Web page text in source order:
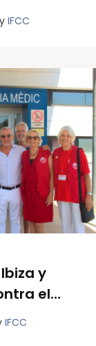
la
IFCC
y
el
20
de
IFCC